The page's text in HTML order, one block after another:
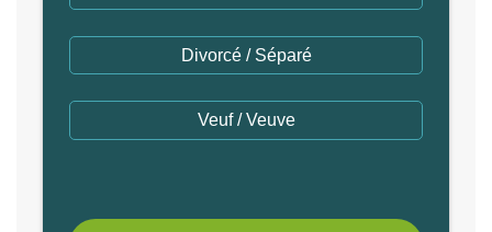
Divorcé / Séparé
Veuf / Veuve